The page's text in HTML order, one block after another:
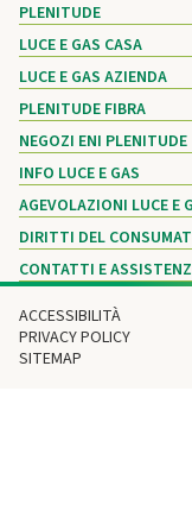
PLENITUDE
LUCE E GAS CASA
LUCE E GAS AZIENDA
PLENITUDE FIBRA
NEGOZI ENI PLENITUDE
INFO LUCE E GAS
AGEVOLAZIONI LUCE E
DIRITTI DEL
CONTATTI E
ACCESSIBILITÀ
PRIVACY POLICY
SITEMAP